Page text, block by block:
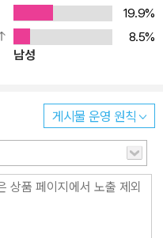
19.9%
8.5%
남성
게시물 운영 원칙